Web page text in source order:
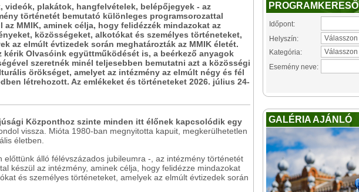
videók, plakátok, hangfelvételek, belépőjegyek - az
történetét bemutató különleges programsorozattal
az MMIK, aminek célja, hogy felidézzék mindazokat az
közösségeket, alkotókat és személyes történeteket,
az elmúlt évtizedek során meghatározták az MMIK életét.
kérik Olvasóink együttműködését is, a beérkező anyagok
szeretnék minél teljesebben bemutatni azt a közösségi
örökséget, amelyet az intézmény az elmúlt négy és fél
létrehozott. Az emlékeket és történeteket 2026. július 24-
Központhoz szinte minden itt élőnek kapcsolódik egy
vissza. Mióta 1980-ban megnyitotta kapuit, megkerülhetetlen
életben.
előttünk álló félévszázados jubileumra -, az intézmény történetét
készül az intézmény, aminek célja, hogy felidézze mindazokat
és személyes történeteket, amelyek az elmúlt évtizedek során
PROGRAMKERESŐ
Időpont:
Helyszín:
Kategória:
Esemény neve:
GALÉRIA AJÁNLÓ